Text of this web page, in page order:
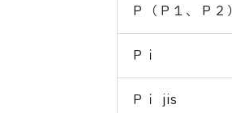
Ｐ（Ｐ１、Ｐ２）
Ｐｉ
Ｐｉ jis